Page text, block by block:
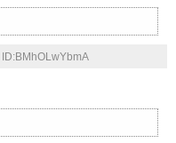
ID:BMhOLwYbmA